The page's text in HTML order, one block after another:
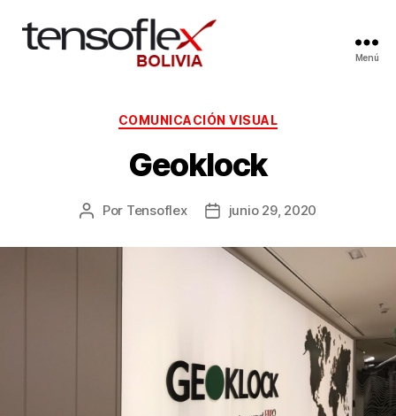
Menú
COMUNICACIÓN VISUAL
Geoklock
Por Tensoflex junio 29, 2020